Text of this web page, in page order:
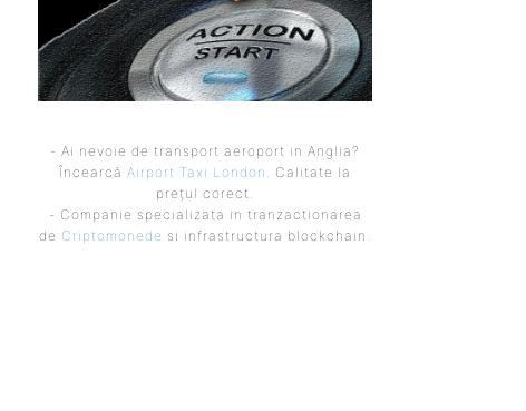
- Ai nevoie de transport aeroport in Anglia?
Încearcă Airport Taxi London . Calitate la
prețul corect.
- Companie specializata in tranzactionarea
de Criptomonede si infrastructura blockchain.